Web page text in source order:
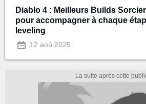
Diablo 4 : Meilleurs Builds
pour accompagner à chaque
leveling
12 aoû 2025